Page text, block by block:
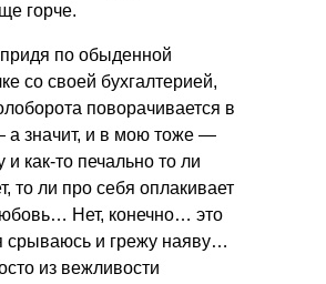
горче.
по обыденной
со своей бухгалтерией,
поворачивается в
значит, и в мою тоже —
и как-то печально то ли
то ли про себя оплакивает
Нет, конечно… это
срываюсь и грежу наяву…
из вежливости